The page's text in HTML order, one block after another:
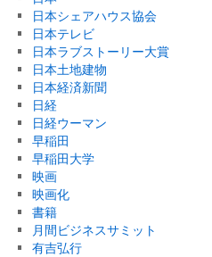
日本シェアハウス協会
日本テレビ
日本ラブストーリー大賞
日本土地建物
日本経済新聞
日経
日経ウーマン
早稲田
早稲田大学
映画
映画化
書籍
月間ビジネスサミット
有吉弘行